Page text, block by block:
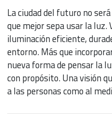
La ciudad del futuro no
que mejor sepa usar la luz.
iluminación eficiente,
entorno. Más que
nueva forma de pensar la
con propósito. Una visión
a las personas como al